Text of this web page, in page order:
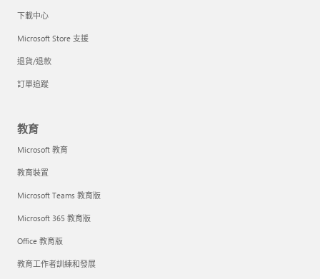
下載中心
Microsoft Store 支援
退貨/退款
訂單追蹤
教育
Microsoft 教育
教育裝置
Microsoft Teams 教育版
Microsoft 365 教育版
Office 教育版
教育工作者訓練和發展